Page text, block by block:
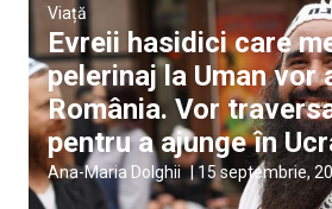
Viață
Evreii hasidici care
pelerinaj la Uman vor
România. Vor
pentru a ajunge în
Ana-Maria Dolghii | 15 septembrie,